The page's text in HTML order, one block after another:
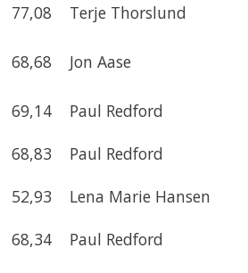
Terje Thorslund
Jon Aase
Paul Redford
Paul Redford
Lena Marie Hansen
Paul Redford